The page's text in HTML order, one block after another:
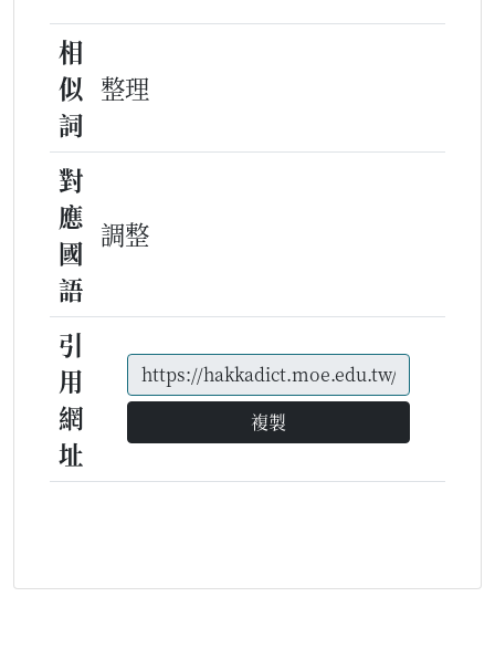
相
似
詞
整理
對
應
國
語
調整
引
用
網
址
複製